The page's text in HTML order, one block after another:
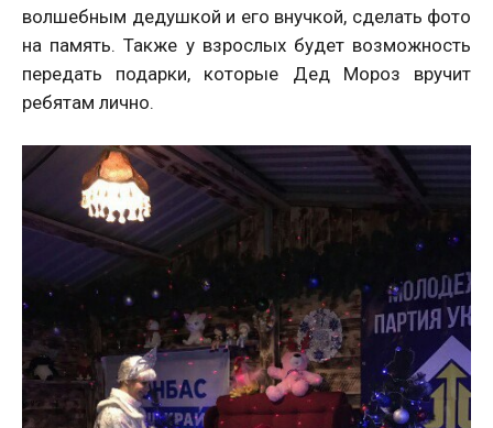
волшебным дедушкой и его внучкой, сделать фото
на память. Также у взрослых будет возможность
передать подарки, которые Дед Мороз вручит
ребятам лично.